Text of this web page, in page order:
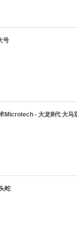
号
Microtech - 大龙Ⅲ代 大马
蛇